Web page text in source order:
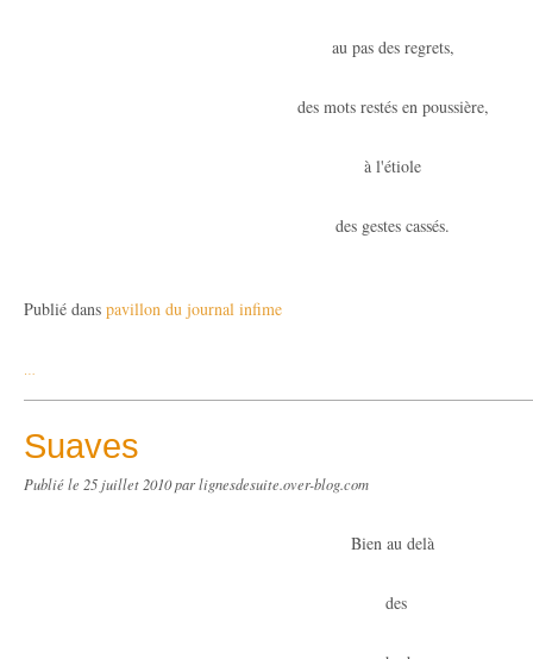
au pas des regrets,
des mots restés en poussière,
à l'étiole
des gestes cassés.
Publié dans pavillon du journal infime
…
Suaves
Publié le 25 juillet 2010par lignesdesuite.over-blog.com
Bien au delà
des